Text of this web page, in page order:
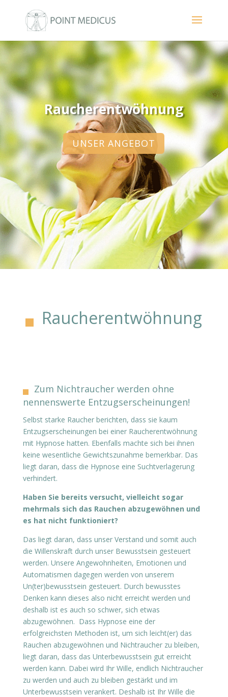
Raucherentwöhnung
UNSER ANGEBOT
Raucherentwöhnung
Zum Nichtraucher werden ohne
nennenswerte Entzugserscheinungen!
Selbst starke Raucher berichten, dass sie kaum
Entzugserscheinungen bei einer Raucherentwöhnung
mit Hypnose hatten. Ebenfalls machte sich bei ihnen
keine wesentliche Gewichtszunahme bemerkbar. Das
liegt daran, dass die Hypnose eine Suchtverlagerung
verhindert.
Haben Sie bereits versucht, vielleicht sogar
mehrmals sich das Rauchen abzugewöhnen und
es hat nicht funktioniert?
Das liegt daran, dass unser Verstand und somit auch
die Willenskraft durch unser Bewusstsein gesteuert
werden. Unsere Angewohnheiten, Emotionen und
Automatismen dagegen werden von unserem
Un(ter)bewusstsein gesteuert. Durch bewusstes
Denken kann dieses also nicht erreicht werden und
deshalb ist es auch so schwer, sich etwas
abzugewöhnen. Dass Hypnose eine der
erfolgreichsten Methoden ist, um sich leicht(er) das
Rauchen abzugewöhnen und Nichtraucher zu bleiben,
liegt daran, dass das Unterbewusstsein gut erreicht
werden kann. Dabei wird Ihr Wille, endlich Nichtraucher
zu werden und auch zu bleiben gestärkt und im
Unterbewusstsein verankert. Deshalb ist Ihr Wille die